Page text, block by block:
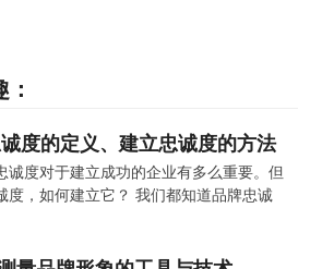
度的定义、建立忠诚度的方法
诚度对于建立成功的企业有多么重要。但
度，如何建立它？ 我们都知道品牌忠诚